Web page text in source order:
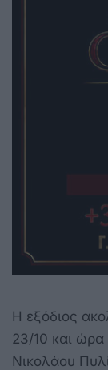
Η εξόδιος
23/10 και
Νικολάου